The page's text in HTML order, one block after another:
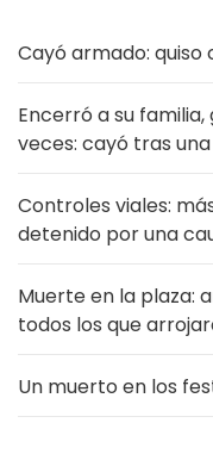
Cayó armado:
Encerró a su
veces: cayó tras
Controles viales:
detenido por una
Muerte en la plaza:
todos los que
Un muerto en los